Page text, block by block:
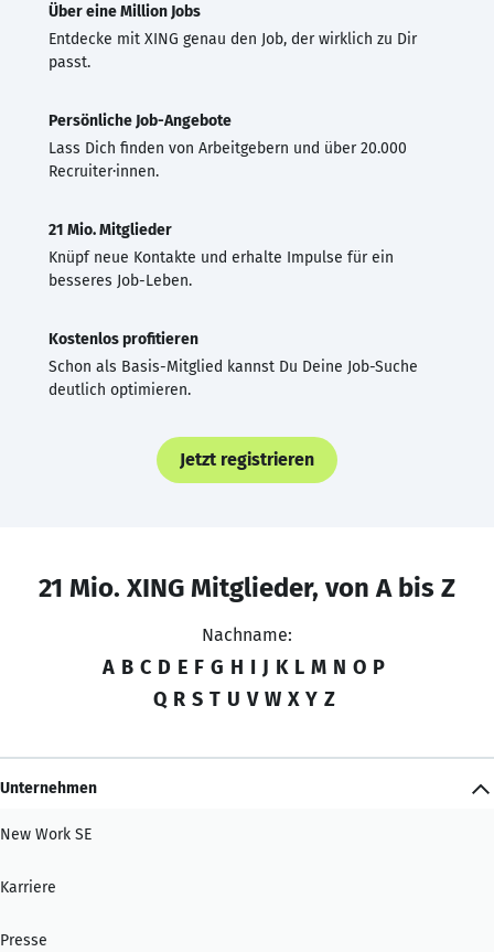
Über eine Million Jobs
Entdecke mit XING genau den Job, der wirklich zu Dir
passt.
Persönliche Job-Angebote
Lass Dich finden von Arbeitgebern und über 20.000
Recruiter·innen.
21 Mio. Mitglieder
Knüpf neue Kontakte und erhalte Impulse für ein
besseres Job-Leben.
Kostenlos profitieren
Schon als Basis-Mitglied kannst Du Deine Job-Suche
deutlich optimieren.
Jetzt registrieren
21 Mio. XING Mitglieder, von A bis Z
Nachname:
A B C D E F G H I J K L M N O P
Q R S T U V W X Y Z
Unternehmen
New Work SE
Karriere
Presse